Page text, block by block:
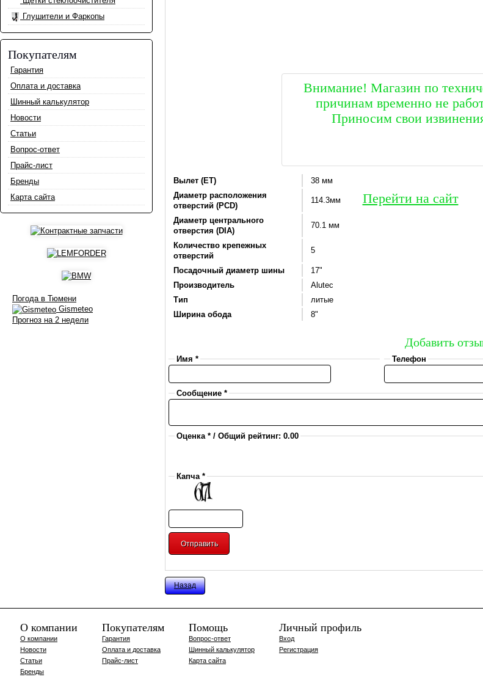
Внимание! Магазин по
причинам временно не
Приносим свои
Перейти на сайт
Глушители и Фаркопы
Покупателям
Гарантия
Оплата и доставка
Шинный калькулятор
Новости
Статьи
Вопрос-ответ
Прайс-лист
Бренды
Карта сайта
Погода в Тюмени
Gismeteo
Прогноз на 2 недели
Вылет (ET)
38 мм
Диаметр расположения
отверстий (PCD)
114.3мм
Диаметр центрального
отверстия (DIA)
70.1 мм
Количество крепежных
отверстий
5
Посадочный диаметр шины
17"
Производитель
Alutec
Тип
литые
Ширина обода
8"
Добавить
Имя * Телефон
Сообщение *
Оценка * / Общий рейтинг: 0.00
Капча *
Назад
О компании
О компании
Новости
Статьи
Бренды
Покупателям
Гарантия
Оплата и доставка
Прайс-лист
Помощь
Вопрос-ответ
Шинный калькулятор
Карта сайта
Личный профиль
Вход
Регистрация